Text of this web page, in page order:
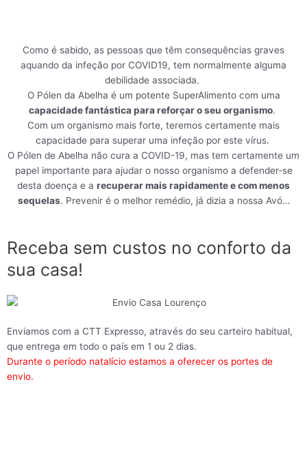
Como é sabido, as pessoas que têm consequências graves
aquando da infeção por COVID19, tem normalmente alguma
debilidade associada.
O Pólen da Abelha é um potente SuperAlimento com uma
capacidade fantástica para reforçar o seu organismo.
Com um organismo mais forte, teremos certamente mais
capacidade para superar uma infeção por este vírus.
O Pólen de Abelha não cura a COVID-19, mas tem certamente um
papel importante para ajudar o nosso organismo a defender-se
desta doença e a recuperar mais rapidamente e com menos
sequelas. Prevenir é o melhor remédio, já dizia a nossa Avó…
Receba sem custos no conforto da
sua casa!
Enviamos com a CTT Expresso, através do seu carteiro habitual,
que entrega em todo o país em 1 ou 2 dias.
Durante o período natalício estamos a oferecer os portes de
envio.